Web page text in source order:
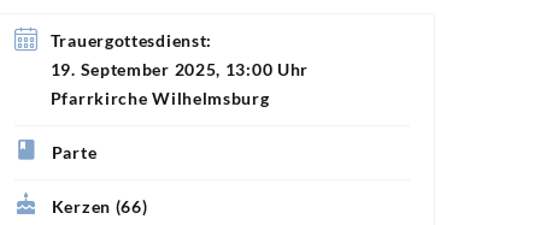
Trauergottesdienst:
19. September 2025, 13:00 Uhr
Pfarrkirche Wilhelmsburg
Parte
Kerzen (66)